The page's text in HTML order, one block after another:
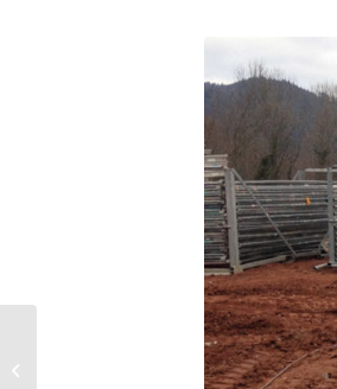
JT France 2, résidence Jules Ferry